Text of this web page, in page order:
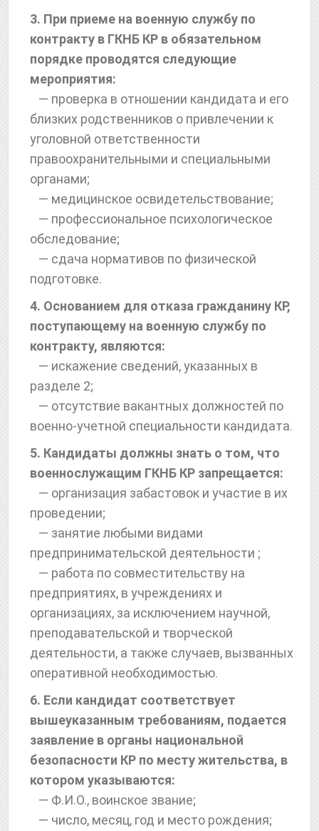
3. При приеме на военную службу по
контракту в ГКНБ КР в обязательном
порядке проводятся следующие
мероприятия:
— проверка в отношении кандидата и его
близких родственников о привлечении к
уголовной ответственности
правоохранительными и специальными
органами;
— медицинское освидетельствование;
— профессиональное психологическое
обследование;
— сдача нормативов по физической
подготовке.
4. Основанием для отказа гражданину КР,
поступающему на военную службу по
контракту, являются:
— искажение сведений, указанных в
разделе 2;
— отсутствие вакантных должностей по
военно-учетной специальности кандидата.
5. Кандидаты должны знать о том, что
военнослужащим ГКНБ КР запрещается:
— организация забастовок и участие в их
проведении;
— занятие любыми видами
предпринимательской деятельности ;
— работа по совместительству на
предприятиях, в учреждениях и
организациях, за исключением научной,
преподавательской и творческой
деятельности, а также случаев, вызванных
оперативной необходимостью.
6. Если кандидат соответствует
вышеуказанным требованиям, подается
заявление в органы национальной
безопасности КР по месту жительства, в
котором указываются:
— Ф.И.О., воинское звание;
— число, месяц, год и место рождения;